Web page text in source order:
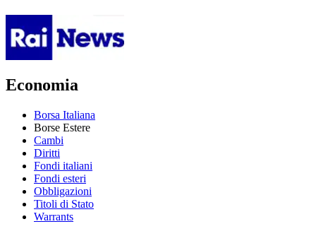
Economia
Borsa Italiana
Borse Estere
Cambi
Diritti
Fondi italiani
Fondi esteri
Obbligazioni
Titoli di Stato
Warrants